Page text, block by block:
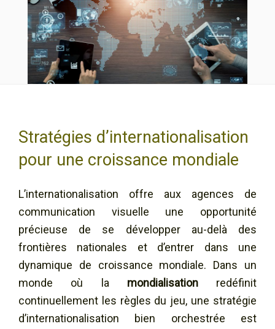
Stratégies d’internationalisation
pour une croissance mondiale
L’internationalisation offre aux agences de
communication visuelle une opportunité
précieuse de se développer au-delà des
frontières nationales et d’entrer dans une
dynamique de croissance mondiale. Dans un
monde où la mondialisationredéfinit
continuellement les règles du jeu, une stratégie
d’internationalisation bien orchestrée est